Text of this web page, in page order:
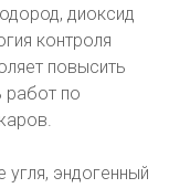
диоксид
контроля
повысить
работ по
эндогенный